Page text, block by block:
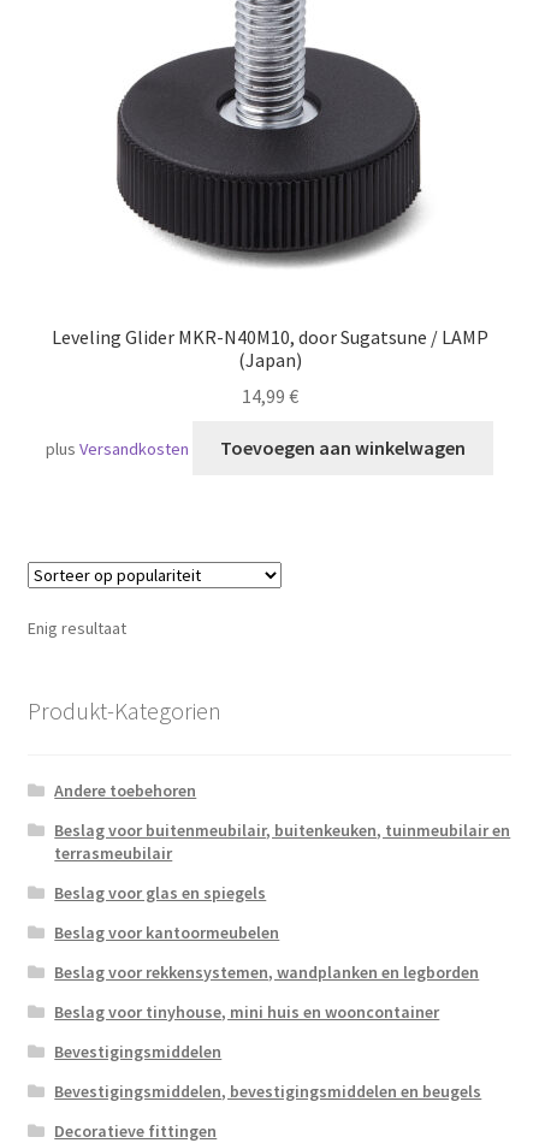
Leveling Glider MKR-N40M10, door Sugatsune / LAMP
(Japan)
14,99 €
plusVersandkosten Toevoegen aan winkelwagen
Enig resultaat
Produkt-Kategorien
Andere toebehoren
Beslag voor buitenmeubilair, buitenkeuken, tuinmeubilair en
terrasmeubilair
Beslag voor glas en spiegels
Beslag voor kantoormeubelen
Beslag voor rekkensystemen, wandplanken en legborden
Beslag voor tinyhouse, mini huis en wooncontainer
Bevestigingsmiddelen
Bevestigingsmiddelen, bevestigingsmiddelen en beugels
Decoratieve fittingen